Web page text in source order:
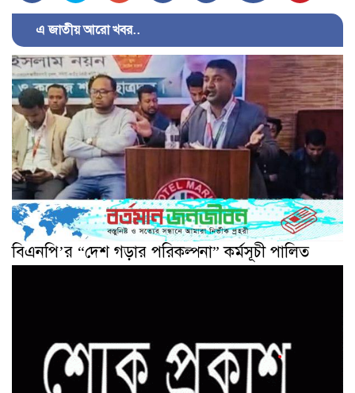
এ জাতীয় আরো খবর..
বিএনপি’র “দেশ গড়ার পরিকল্পনা” কর্মসূচী পালিত